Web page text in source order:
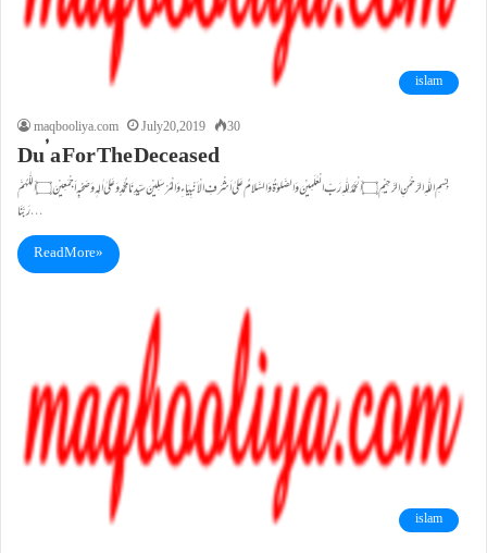
islam
maqbooliya.com
July 20, 2019 30
Du’a For The Deceased
بِسْمِ اللّٰهِ الرَّحْمٰنِ الرَّحِیْمِ۝اَلْحَمْدُ لِلّٰہِ رَبِّ الْعٰلَمِیْنَ وَالصَّلوٰۃُ وَالسَّلامُ عَلیٰ اَشْرَفِ الْاَنْبِیَاءِ وَالْمُرْسَلِیْنَ سَیِّدِنَا مُحَمَّدٍ وَعَلیٰ اٰلِہٖ وَصَحْبِہٖ اَجْمَعِیْنَ۝اَللّٰہُمَّ
رَبَّنَا…
Read More »
islam